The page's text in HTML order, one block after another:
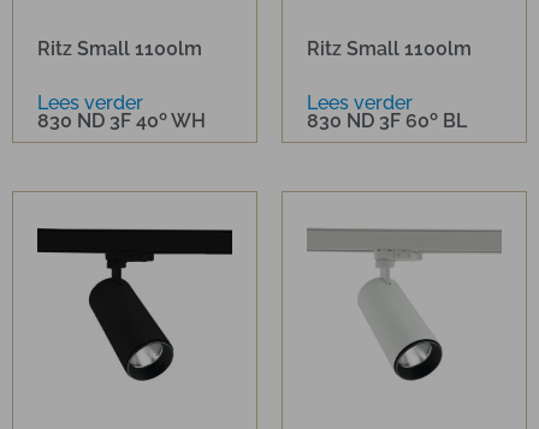
Ritz Small 1100lm
830 ND 3F 40º WH
Lees verder
Ritz Small 1100lm
830 ND 3F 60º BL
Lees verder